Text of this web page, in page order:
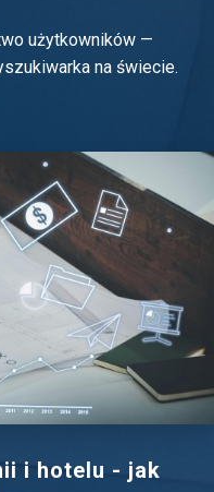
użytkowników —
na świecie.
i hotelu - jak